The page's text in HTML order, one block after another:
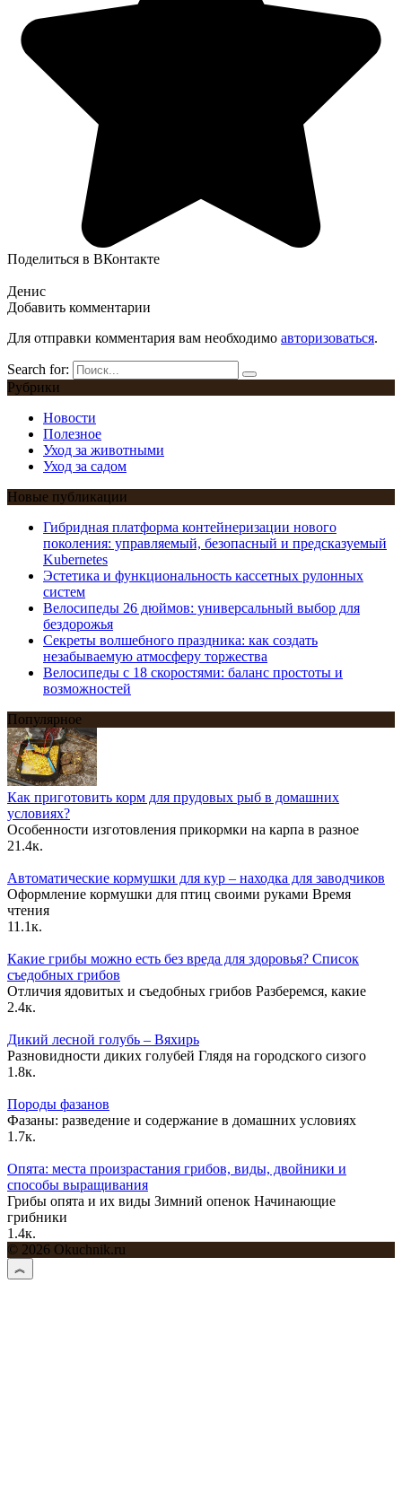
Поделиться в ВКонтакте
Денис
Добавить комментарии
Для отправки комментария вам необходимо авторизоваться.
Search for:
Рубрики
Новости
Полезное
Уход за животными
Уход за садом
Новые публикации
Гибридная платформа контейнеризации нового
поколения: управляемый, безопасный и предсказуемый
Kubernetes
Эстетика и функциональность кассетных рулонных
систем
Велосипеды 26 дюймов: универсальный выбор для
бездорожья
Секреты волшебного праздника: как создать
незабываемую атмосферу торжества
Велосипеды с 18 скоростями: баланс простоты и
возможностей
Популярное
Как приготовить корм для прудовых рыб в домашних
условиях?
Особенности изготовления прикормки на карпа в разное
21.4к.
Автоматические кормушки для кур – находка для заводчиков
Оформление кормушки для птиц своими руками Время
чтения
11.1к.
Какие грибы можно есть без вреда для здоровья? Список
съедобных грибов
Отличия ядовитых и съедобных грибов Разберемся, какие
2.4к.
Дикий лесной голубь – Вяхирь
Разновидности диких голубей Глядя на городского сизого
1.8к.
Породы фазанов
Фазаны: разведение и содержание в домашних условиях
1.7к.
Опята: места произрастания грибов, виды, двойники и
способы выращивания
Грибы опята и их виды Зимний опенок Начинающие
грибники
1.4к.
© 2026 Okuchnik.ru